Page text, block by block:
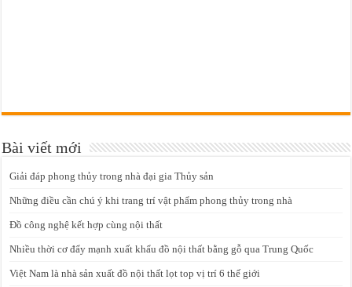
Bài viết mới
Giải đáp phong thủy trong nhà đại gia Thủy sản
Những điều cần chú ý khi trang trí vật phẩm phong thủy trong nhà
Đồ công nghệ kết hợp cùng nội thất
Nhiều thời cơ đẩy mạnh xuất khẩu đồ nội thất bằng gỗ qua Trung Quốc
Việt Nam là nhà sản xuất đồ nội thất lọt top vị trí 6 thế giới